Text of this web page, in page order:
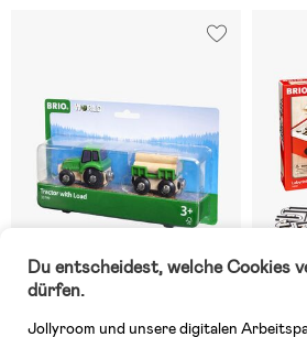
Du entscheidest, welche Cookies
dürfen.
Jollyroom und unsere digitalen